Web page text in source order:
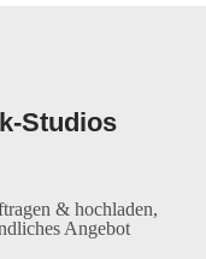
Studios
& hochladen,
Angebot